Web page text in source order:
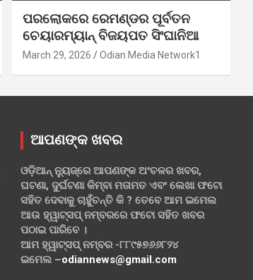
ପରଲୋକରେ ରେମଣ୍ଡର ପୂର୍ବତନ
ଚେୟାରମ୍ୟାନ୍ ବିଜୟପତ ସିଂଘାନିଆ
March 29, 2026 Odian Media Network1
ଆପଣଙ୍କ ଖବର
ଓଡ଼ିଆନ୍ ନ୍ୟୁଜ୍‌ରେ ଆପଣଙ୍କ ଅଂଚଳର ଖବର,
ଘଟଣା, ଦୁର୍ଘଟଣା କିମ୍ବା ମତାମତ ଏବଂ ଲେଖା ଫଟୋ
ସହିତ ଦେବାକୁ ଚାହୁଁଚନ୍ତି କି ? ତେବେ ଆମ ଇମେଲ
ଆଉ ହ୍ୱାଟ୍‌ସପ୍ ନମ୍ବରରେ ଫଟୋ ସହିତ ଖବର
ପଠାଇ ପାରିବେ ।
ଆମ ହ୍ୱାଟ୍‌ସପ୍ ନମ୍ବର -୮୮୯୫୭୬୬୮୨୪
ଇମେଲ –odiannews@gmail.com